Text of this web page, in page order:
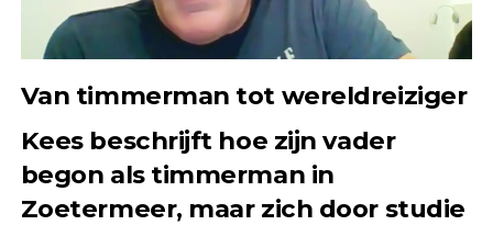
Van timmerman tot wereldreiziger
Kees beschrijft hoe zijn vader
begon als timmerman in
Zoetermeer, maar zich door studie